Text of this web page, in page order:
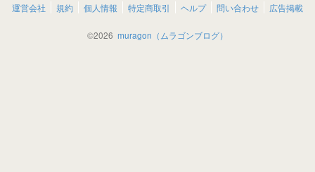
運営会社 規約 個人情報 特定商取引 ヘルプ 問い合わせ 広告掲載
©2026 muragon（ムラゴンブログ）